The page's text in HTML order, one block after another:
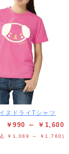
ヌドライTシャツ
￥990 ～ ￥1,600
￥1,089 ～ ￥1,760)